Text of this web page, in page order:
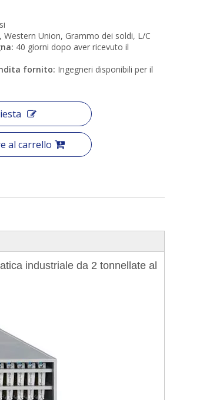
Western Union, Grammo dei soldi, L/C
40 giorni dopo aver ricevuto il
fornito: Ingegneri disponibili per il
al carrello
industriale da 2 tonnellate al